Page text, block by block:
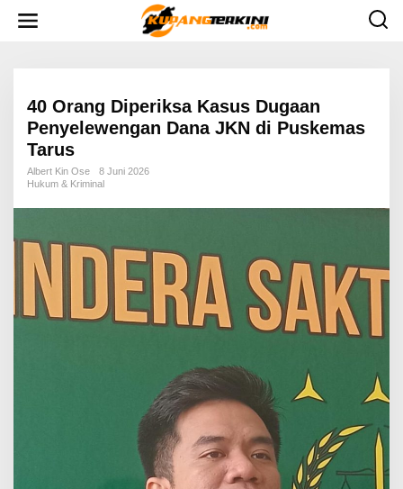
40 Orang Diperiksa Kasus Dugaan
Penyelewengan Dana JKN di Puskemas
Tarus
Albert Kin Ose
8 Juni 2026
Hukum & Kriminal